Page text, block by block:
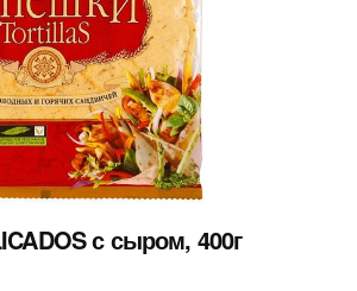
с сыром, 400г